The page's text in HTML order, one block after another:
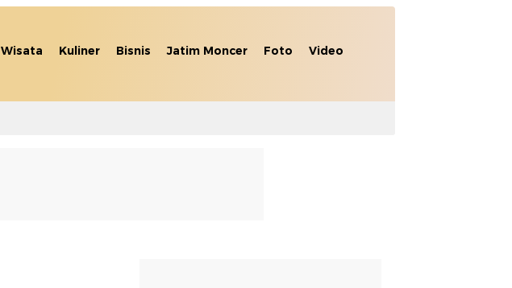
Wisata Kuliner Bisnis Jatim Moncer Foto Video